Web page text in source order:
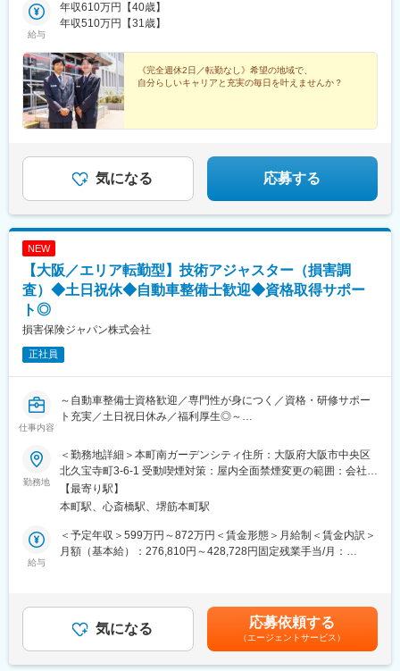
様一人ひとりに合った革新的な商品やサービスを生み出し、業界
のチャレンジャーとして変革に挑戦し続けてきました。その中で
あります。1つ目は「たとえ環境がどのように変わろうとも、お客
様をお守りし続ける」という保険人としての想い、そしてもう1つ
は、「チャレンジャーとしての気概」です。
このDNAを大切にしながら、保険人として、お客様・代理店さん
はもちろん社会に寄り添い、あんしん生命ならではの独自の存在
を目指していきます。
変更の範囲：会社の定める業務
ー等での育成プログラムに参加 育児等の家庭事情があり、参加
が難しい場合はリモートプログラムとなります■受動喫煙対策：屋
京都駅、伏見駅(京都府)、西木津駅、ＪＲ小倉駅、西向日駅、車折
神社駅、駒川中野駅、我孫子町駅、四天王寺前夕陽ケ丘駅、今福
線)、十三駅、岸里駅、桃谷駅、高槻駅、茨木駅、吹田駅(阪急
線)、箕面駅、池田駅(大阪府)、服部天神駅、泉佐野駅、深井駅、
泉大津駅、和泉中央駅、堺東駅、岸和田駅、新金岡駅、河内永和
駅、寝屋川市駅、八尾駅、住道駅、富田林西口駅、守口市駅、枚
方市駅、古市駅(大阪府)、西元町駅、加太駅(和歌山県)、住吉駅(兵
駅、新長田駅、篠山口駅、豊岡駅(兵庫県)、西宮駅、大物駅、三田
駅(兵庫県)、和田山駅、畦野駅、清荒神駅、塚口駅(阪急線)、久寿
川駅、京口駅、明石駅、本竜野駅、加古川駅、北条町駅、志染
駅、千本駅、飾磨駅、相生駅(兵庫県)、葉多駅、別府駅(兵庫県)、
西脇市駅、新大宮駅、近鉄郡山駅、大和高田駅、五条駅(奈良県)、
岩出駅、紀伊勝浦駅、大谷駅(和歌山県)、島ノ関駅、水口石橋駅、
一乗寺駅、四条駅(京都市営)、墨染駅、宇治駅(奈良線)、鹿王院
駅、今川駅(大阪府)、我孫子前駅、北浜駅(大阪府)、深江橋駅、野
駅、富田林駅、守口駅、宮之阪駅、みなと元町駅、魚崎駅、西代
駅、さくら夙川駅、尼崎駅(阪神線)、山陽明石駅、奈良駅、高田駅
(奈良県)、畝傍駅、香芝駅、紀伊御坊駅、元田中駅、烏丸駅、丹波
橋駅、有栖川駅、海老江駅、岸里玉出駅、河内小阪駅、土居駅(大
阪府)、花隈駅、住吉駅(兵庫県・阪神線)、西新町駅、大和八木
駅、西御坊駅
給与
年収610万円【40歳】
年収510万円【31歳】
《完全週休2日／転勤なし》希望の地域で、
自分らしいキャリアと充実の毎日を叶えませんか？
気になる 応募する
NEW
【大阪／エリア転勤型】技術アジャスター（損害調
査）◆土日祝休◆自動車整備士歓迎◆資格取得サポー
ト◎
損害保険ジャパン株式会社
正社員
仕事内容
～自動車整備士資格歓迎／専門性が身につく／資格・研修サポー
ト充実／土日祝日休み／福利厚生◎～
入社後は技術アジャスター資格取得後、保険金サービス部門で、
自動車の損害調査・示談交渉をお任せします。
■職務詳細：
１．自動車損害調査
整備工場と修理範囲や修理計画・金額に関する折衝を行います。
また、事故の事案担当者へ自動車調査結果に関する情報提供を行
い、スムーズな解決に向けて支援を行います。
２．示談交渉
解決していきます。
■育成体制：
技術アジャスター資格取得に向けて、自動車工学や関係法令、自
勤務地
＜勤務地詳細＞本町南ガーデンシティ住所：大阪府大阪市中央区
北久宝寺町3-6-1 受動喫煙対策：屋内全面禁煙変更の範囲：会社の
定める事業所（リモートワーク含む）
【最寄り駅】
本町駅、心斎橋駅、堺筋本町駅
給与
＜予定年収＞599万円～872万円＜賃金形態＞月給制＜賃金内訳＞
月額（基本給）：276,810円～428,728円固定残業手当/月：
賞与：年2回（会社業績、評価による）■昇給：あり※賃金はあく
までも目安の金額であり、選考を通じて上下する可能性がありま
す。※各種手当てを規程に従い支給※技術アジャスター資格保有者
は優遇します。※超過した時間外労働の残業時間代は追加支給賃金
気になる 応募依頼する
（エージェントサービス）